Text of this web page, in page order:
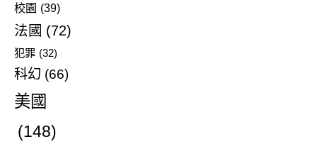
校園 (39)
法國 (72)
犯罪 (32)
科幻 (66)
美國
(148)